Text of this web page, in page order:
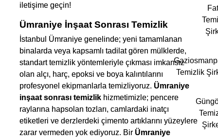
iletişime geçin!
Ümraniye İnşaat Sonrası Temizlik
İstanbul Ümraniye genelinde; yeni tamamlanan
binalarda veya kapsamlı tadilat gören mülklerde,
standart temizlik yöntemleriyle çıkması imkansız
olan alçı, harç, epoksi ve boya kalıntılarını
profesyonel ekipmanlarla temizliyoruz. Ümraniye
inşaat sonrası temizlik hizmetimizle; pencere
raylarına hapsolan tozları, camlardaki inatçı
etiketleri ve derzlerdeki çimento artıklarını yüzeylere
zarar vermeden yok ediyoruz. Bir Ümraniye
Temizlik